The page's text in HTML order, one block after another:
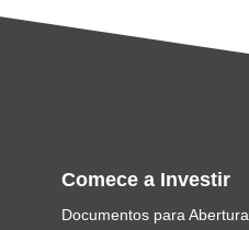
Comece a Investir
Documentos para Abertura